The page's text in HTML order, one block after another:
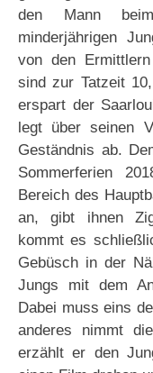
den Mann
minderjährigen
von den
sind zur Tatzeit
erspart der
legt über seinen
Geständnis ab.
Sommerferien
Bereich des
an, gibt ihnen
kommt es
Gebüsch in der
Jungs mit dem
Dabei muss eins
anderes nimmt
erzählt er den